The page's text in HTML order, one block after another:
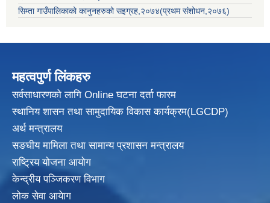
सिम्ता गाउँपालिकाको कानुनहरुको सइग्रह,२०७४(प्रथम संशोधन,२०७६)
महत्वपुर्ण लिंकहरु
सर्वसाधारणको लागि Online घटना दर्ता फारम
स्थानिय शासन तथा सामुदायिक विकासकार्यक्रम(LGCDP)
अर्थ मन्त्रालय
सङघीय मामिला तथा सामान्य प्रशासन मन्त्रालय
राष्ट्रिय योजना आयोग
केन्द्रीय पञ्जिकरण विभाग
लोक सेवा आयेाग